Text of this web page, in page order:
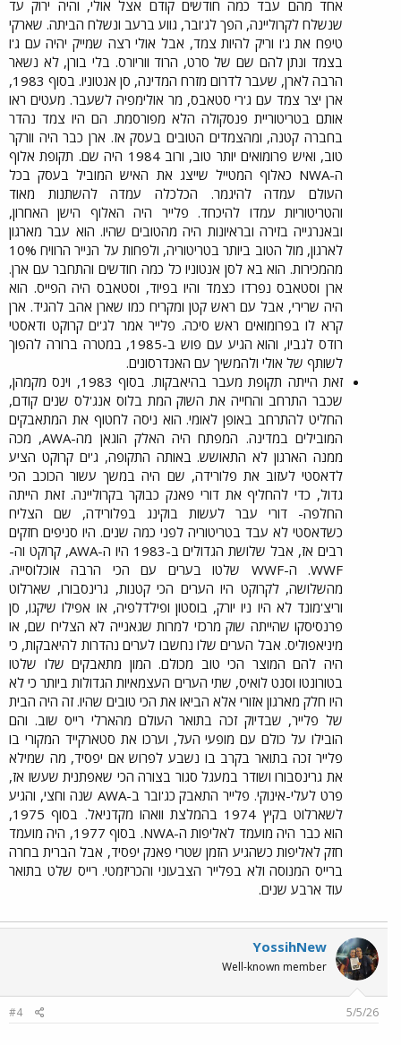
אחד מהם עבד כמה חודשים קודם אצל אולי, והיה ירוק עד
שנשלח לקרוליינה, הפך לג'ובר, גווע ברעב ונשלח הביתה. שארקי
טיפח את ג'ו וריק להיות צמד, אבל אולי רצה שמייק יהיה עם ג'ו
בצמד ונתן להם שם של סרט, הרוד ווריורס. בלי בורן, לא נשאר
הרבה לארן, שעבר לדרום מזרח המדינה, סן אנטוניו. בסוף 1983,
ארן יצר צמד עם ג'רי סטאבס, מר אולימפיה לשעבר. מעטים ראו
אותם בטריטוריית פנסקולה הלא מפורסמת. הם היו צמד נהדר
בחברה קטנה, ומהצמדים הטובים בעסק אז. ארן כבר היה וורקר
טוב, ואיש פרומואים יותר טוב, ורוב 1984 היה שם. תקופת אלוף
ה-NWA כאלוף המטייל שייצג את האיש המוביל בעסק בכל
העולם עמדה להיגמר. הכלכלה עמדה להשתנות מאוד
והטריטוריות עמדו להיכחד. פלייר היה האלוף הישן האחרון,
ובאנרגייה בזירה ובראיונות היה מהטובים שהיו. הוא עבר מארגון
לארגון, מול הטוב ביותר בטריטוריה, ולפחות על הנייר הרוויח 10%
מהמכירות. הוא בא לסן אנטוניו כל כמה חודשים והתחבר עם ארן.
ארן וסטאבס נפרדו כצמד והיו בפיוד, וסטאבס היה הפייס. הוא
היה שרירי, אבל עם ראש קטן ומקריח כמו שארן אהב להגיד. ארן
קרא לו בפרומואים ראש סיכה. פלייר אמר לג'ים קרוקט ודאסטי
רודס לגביו, והוא הגיע עם פוש ב-1985, במטרה ברורה להפוך
לשותף של אולי ולהמשיך עם האנדרסונים.​
זאת הייתה תקופת מעבר בהיאבקות. בסוף 1983, וינס מקמהן,
שכבר התרחב והחייה את השוק המת בלוס אנג'לס שנים קודם,
החליט להתרחב באופן לאומי. הוא ניסה לחטוף את המתאבקים
המובילים במדינה. המפתח היה האלק הוגאן מה-AWA, מכה
ממנה הארגון לא התאושש. באותה התקופה, ג'ים קרוקט הציע
לדאסטי לעזוב את פלורידה, שם היה במשך עשור הכוכב הכי
גדול, כדי להחליף את דורי פאנק כבוקר בקרוליינה. זאת הייתה
החלפה- דורי עבר לעשות בוקינג בפלורידה, שם הצליח
כשדאסטי לא עבד בטריטוריה לפני כמה שנים. היו סניפים חזקים
רבים אז, אבל שלושת הגדולים ב-1983 היו ה-AWA, קרוקט וה-
WWF. ה-WWF שלטו בערים עם הכי הרבה אוכלוסייה.
מהשלושה, לקרוקט היו הערים הכי קטנות, גרינסבורו, שארלוט
וריצ'מונד לא היו ניו יורק, בוסטון ופילדלפיה, או אפילו שיקגו, סן
פרנסיסקו שהייתה שוק מרכזי למרות שגאנייה לא הצליח שם, או
מיניאפוליס. אבל הערים שלו נחשבו לערים נהדרות להיאבקות, כי
היה להם המוצר הכי טוב מכולם. המון מתאבקים שלו שלטו
בטורונטו וסנט לואיס, שתי הערים העצמאיות הגדולות ביותר כי לא
היו חלק מארגון אזורי אלא הביאו את הכי טובים שהיו. זה היה הבית
של פלייר, שבדיוק זכה בתואר העולם מהארלי רייס שוב. והם
הובילו על כולם עם מופעי העל, וערכו את סטארקייד המקורי בו
פלייר זכה בתואר בקרב בו נשבע לפרוש אם יפסיד, מה שמילא
את גרינסבורו ושודר במעגל סגור בצורה הכי שאפתנית שעשו אז,
פרט לעלי-אינוקי. פלייר התאבק כג'ובר ב-AWA שנה וחצי, והגיע
לשארלוט בקיץ 1974 בהמלצת וואהו מקדניאל. בסוף 1975,
הוא כבר היה מועמד לאליפות ה-NWA. בסוף 1977, היה מועמד
חזק לאליפות כשהגיע הזמן שטרי פאנק יפסיד, אבל הברית בחרה
ברייס המנוסה ולא בפלייר הצבעוני והכריזמטי. רייס שלט בתואר
עוד ארבע שנים.​
YossihNew
Well-known member
5/5/26
#4